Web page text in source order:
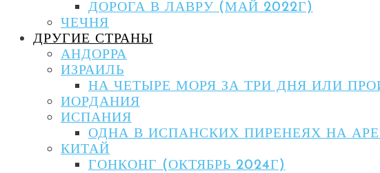
ДОРОГА В ЛАВРУ (МАЙ 2022Г)
ЧЕЧНЯ
ДРУГИЕ СТРАНЫ
АНДОРРА
ИЗРАИЛЬ
НА ЧЕТЫРЕ МОРЯ ЗА ТРИ ДНЯ ИЛИ
ИОРДАНИЯ
ИСПАНИЯ
ОДНА В ИСПАНСКИХ ПИРЕНЕЯХ НА
КИТАЙ
ГОНКОНГ (ОКТЯБРЬ 2024Г)